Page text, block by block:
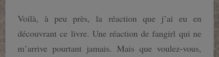
Voilà, à peu près, la réaction que j’ai eu en
découvrant ce livre. Une réaction de fangirl qui ne
m’arrive pourtant jamais. Mais que voulez-vous,